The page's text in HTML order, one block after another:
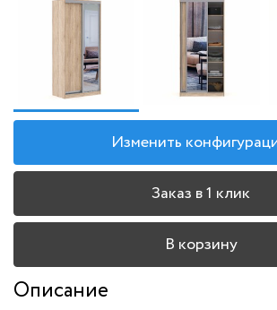
Изменить
Заказ в 1 клик
В корзину
Описание